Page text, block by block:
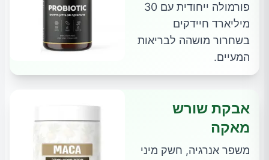
פורמולה ייחודית עם 30
מיליארד חיידקים
בשחרור מושהה לבריאות
המעיים.
אבקת שורש
מאקה
משפר אנרגיה, חשק מיני